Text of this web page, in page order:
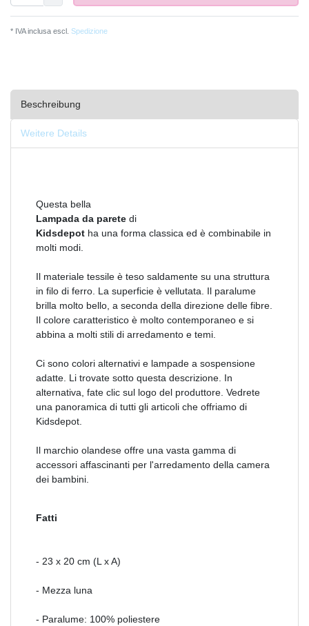
* IVA inclusa escl. Spedizione
Beschreibung
Weitere Details
Questa bella
Lampada da parete di
Kidsdepot ha una forma classica ed è combinabile in
molti modi.
Il materiale tessile è teso saldamente su una struttura
in filo di ferro. La superficie è vellutata. Il paralume
brilla molto bello, a seconda della direzione delle fibre.
Il colore caratteristico è molto contemporaneo e si
abbina a molti stili di arredamento e temi.
Ci sono colori alternativi e lampade a sospensione
adatte. Li trovate sotto questa descrizione. In
alternativa, fate clic sul logo del produttore. Vedrete
una panoramica di tutti gli articoli che offriamo di
Kidsdepot.
Il marchio olandese offre una vasta gamma di
accessori affascinanti per l'arredamento della camera
dei bambini.
Fatti
- 23 x 20 cm (L x A)
- Mezza luna
- Paralume: 100% poliestere